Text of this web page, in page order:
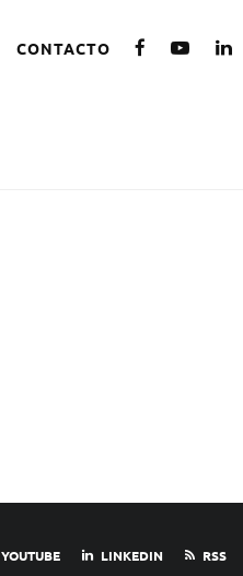
CONTACTO
YOUTUBE LINKEDIN RSS